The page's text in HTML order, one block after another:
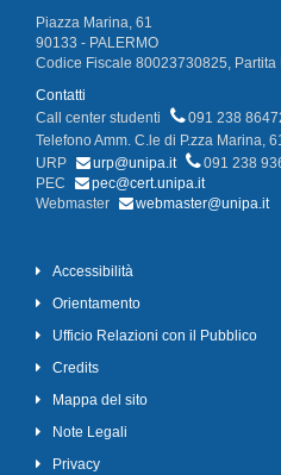
Piazza Marina, 61
90133 - PALERMO
Codice Fiscale 80023730825, Partita
Contatti
Call center studenti
091 238
Telefono Amm. C.le di P.zza Marina,
URP
urp@unipa.it
091 238
PEC
pec@cert.unipa.it
Webmaster
webmaster@unipa.it
Accessibilità
Orientamento
Ufficio Relazioni con il Pubblico
Credits
Mappa del sito
Note Legali
Privacy